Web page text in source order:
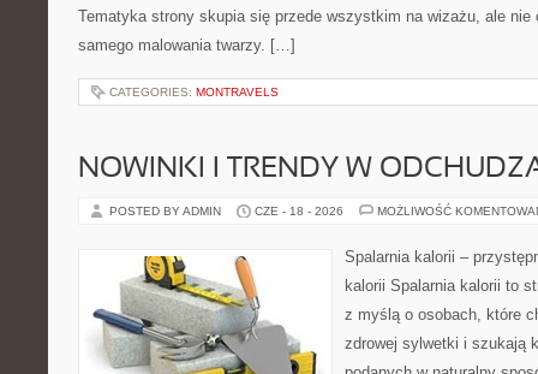
Tematyka strony skupia się przede wszystkim na wizażu, ale nie
samego malowania twarzy. […]
CATEGORIES: MONTRAVELS
NOWINKI I TRENDY W
POSTED BY ADMIN CZE - 18 - 2026 MOŻLIWOŚĆ
Spalarnia kalorii –
kalorii Spalarnia kalorii to
z myślą o osobach, które
zdrowej sylwetki i szukają